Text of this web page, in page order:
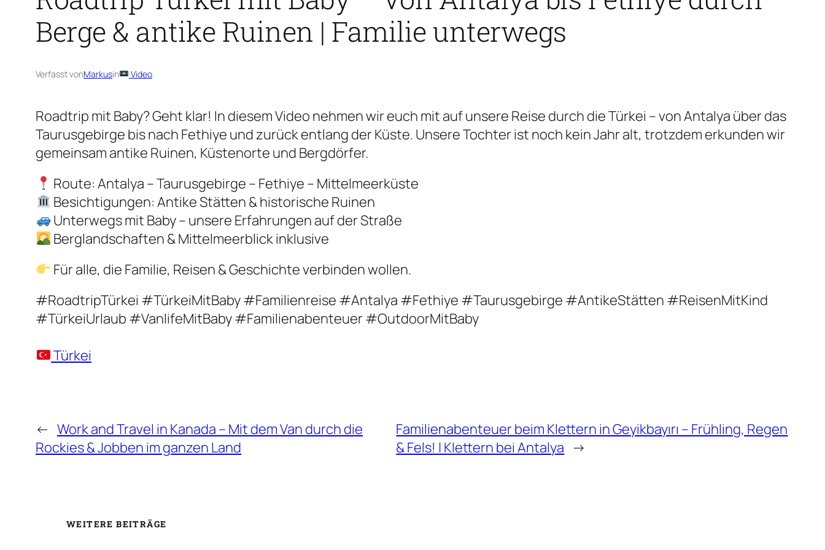
Berge & antike Ruinen | Familie unterwegs
Verfasst vonMarkusin Video
Roadtrip mit Baby? Geht klar! In diesem Video nehmen wir euch mit auf unsere Reise durch die Türkei – von Antalya über das
Taurusgebirge bis nach Fethiye und zurück entlang der Küste. Unsere Tochter ist noch kein Jahr alt, trotzdem erkunden wir
gemeinsam antike Ruinen, Küstenorte und Bergdörfer.
Route: Antalya – Taurusgebirge – Fethiye – Mittelmeerküste
Besichtigungen: Antike Stätten & historische Ruinen
Unterwegs mit Baby – unsere Erfahrungen auf der Straße
Berglandschaften & Mittelmeerblick inklusive
Für alle, die Familie, Reisen & Geschichte verbinden wollen.
#RoadtripTürkei #TürkeiMitBaby #Familienreise #Antalya #Fethiye #Taurusgebirge #AntikeStätten #ReisenMitKind
#TürkeiUrlaub #VanlifeMitBaby #Familienabenteuer #OutdoorMitBaby
Türkei
← Work and Travel in Kanada – Mit dem Van durch die
Rockies & Jobben im ganzen Land
Familienabenteuer beim Klettern in Geyikbayırı – Frühling, Regen
& Fels! | Klettern bei Antalya →
WEITERE BEITRÄGE